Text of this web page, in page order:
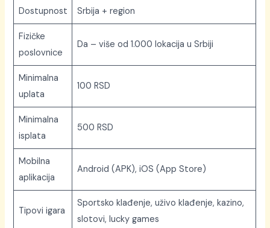
Dostupnost Srbija + region
Fizičke
poslovnice
Da – više od 1.000 lokacija u Srbiji
Minimalna
uplata
100 RSD
Minimalna
isplata
500 RSD
Mobilna
aplikacija
Android (APK), iOS (App Store)
Tipovi igara
Sportsko klađenje, uživo klađenje, kazino,
slotovi, lucky games